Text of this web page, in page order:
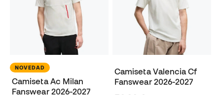
NOVEDAD
Camiseta Ac Milan
Fanswear 2026-2027
Camiseta Valencia Cf
Fanswear 2026-2027